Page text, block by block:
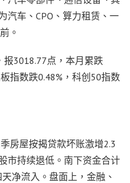
汽车、CPO、算力租赁、一
。
报3018.77点，本月累跌
指数跌0.48%，科创50指数
房屋按揭贷款坏账激增2.3
市持续退低。南下资金合计
净流入。盘面上，金融、